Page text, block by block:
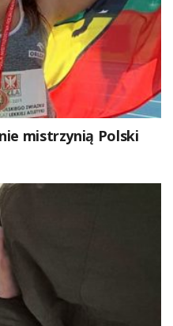
mistrzynią Polski